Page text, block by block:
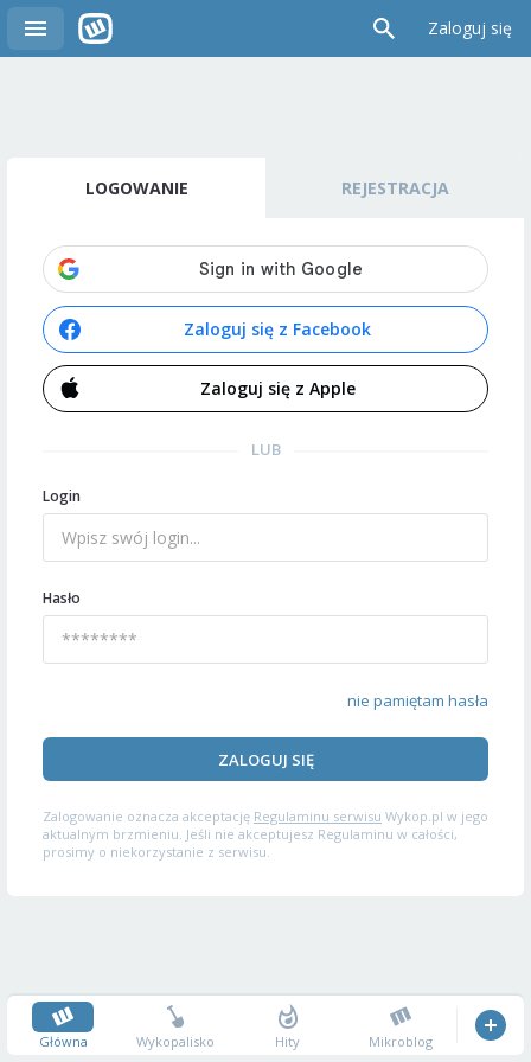
Zaloguj się
LOGOWANIE REJESTRACJA
Zaloguj się z Facebook
Zaloguj się z Apple
LUB
Login
Hasło
nie pamiętam hasła
ZALOGUJ SIĘ
Zalogowanie oznacza akceptację Regulaminu serwisu Wykop.pl w jego
aktualnym brzmieniu. Jeśli nie akceptujesz Regulaminu w całości,
prosimy o niekorzystanie z serwisu.
Główna Wykopalisko Hity Mikroblog